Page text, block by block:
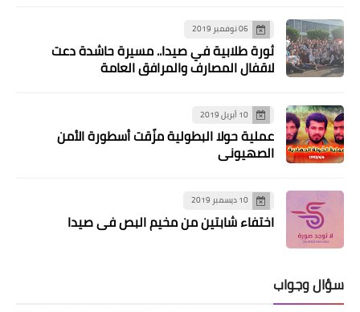
أخبار المخيمات
الفصائل الفلسطينية واللجنة الشعبية في
نهر البارد تعتصم تضامنا مع اهلنا في غزة
أخبار البص
06 نوفمبر 2019
ثورة طلابية في صيدا.. مسيرة حاشدة دعت
لاقفال المصارف والمرافق العامة
10 أبريل 2019
عملية حولا البطولية مزّقت أسطورة الأمن
الصهيوني
10 ديسمبر 2019
اختفاء شابتين من مخيم البص في صيدا
سؤال وجواب